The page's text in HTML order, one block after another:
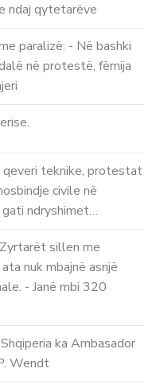
ndaj qytetarëve
paralizë: - Në bashki
në protestë, fëmija
teknike, protestat
civile në
ndryshimet…
sillen me
nuk mbajnë asnjë
- Janë mbi 320
ka Ambasador
Wendt